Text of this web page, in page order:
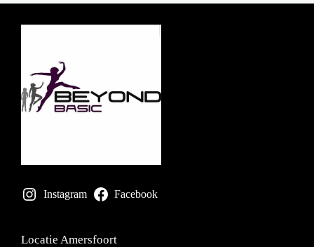
Instagram Facebook
Locatie Amersfoort